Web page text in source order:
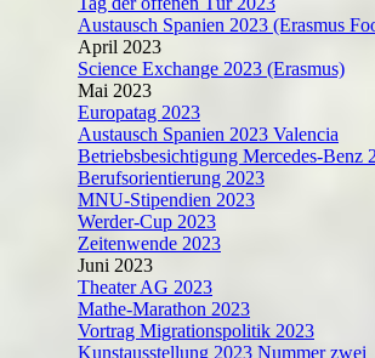
Austausch Spanien 2023 (Erasmus
April 2023
Science Exchange 2023 (Erasmus)
Mai 2023
Europatag 2023
Austausch Spanien 2023 Valencia
Betriebsbesichtigung Mercedes-Benz
Berufsorientierung 2023
MNU-Stipendien 2023
Werder-Cup 2023
Zeitenwende 2023
Juni 2023
Theater AG 2023
Mathe-Marathon 2023
Vortrag Migrationspolitik 2023
Kunstausstellung 2023 Nummer zwei